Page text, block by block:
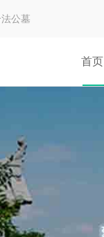
公墓
首页